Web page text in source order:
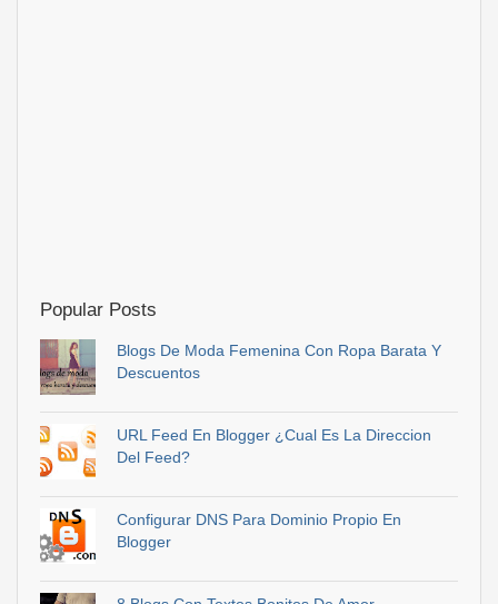
Popular Posts
Blogs De Moda Femenina Con Ropa Barata Y
Descuentos
URL Feed En Blogger ¿Cual Es La Direccion
Del Feed?
Configurar DNS Para Dominio Propio En
Blogger